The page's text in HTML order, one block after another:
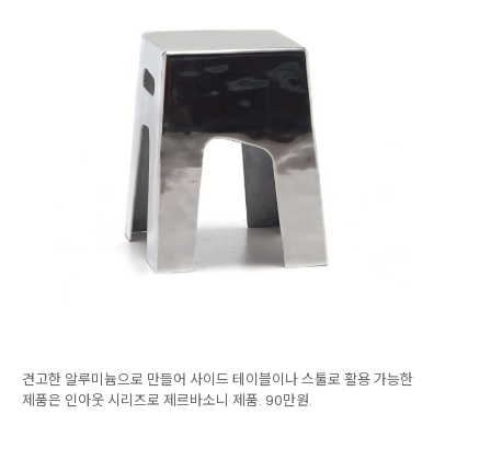
견고한 알루미늄으로 만들어 사이드 테이블이나 스툴로 활용 가능한
제품은 인아웃 시리즈로 제르바소니 제품. 90만원.